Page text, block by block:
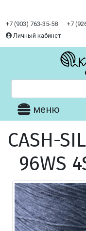
+7 (903) 763-35-58 +7
Личный кабинет
меню
CASH-
96WS